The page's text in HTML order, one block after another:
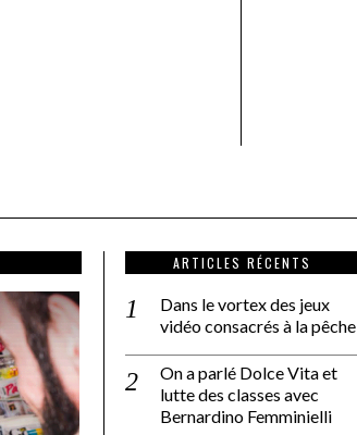
ARTICLES RÉCENTS
Dans le vortex des jeux
vidéo consacrés à la pêche
On a parlé Dolce Vita et
lutte des classes avec
Bernardino Femminielli